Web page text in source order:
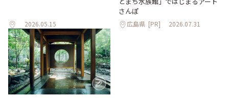
2026.05.15
さんぽ
広島県 [PR] 2026.07.31